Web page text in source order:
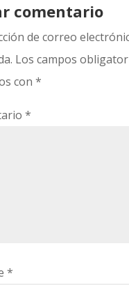
comentario
de correo
Los campos
con *
*
*